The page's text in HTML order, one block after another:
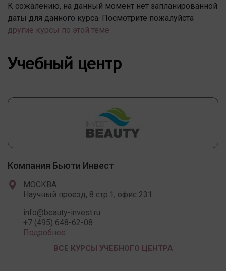
К сожалению, на данный момент нет запланированной
даты для данного курса. Посмотрите пожалуйста
другие курсы по этой теме
Учебный центр
Компания Бьюти Инвест
МОСКВА
Научный проезд, 8 стр.1, офис 231
info@beauty-invest.ru
+7 (495) 648-62-08
Подробнее
ВСЕ КУРСЫ УЧЕБНОГО ЦЕНТРА